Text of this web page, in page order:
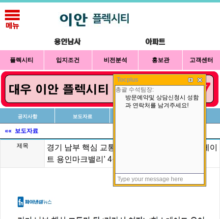
플렉시티 입지조건 비전분석 홍보관 고객센터
공지사항 보도자료
«« 보도자료
제목
경기 남부 핵심 교통망 될 ‘경강선 연장’..‘힐스테이
트 용인마크밸리’ 4월 분양
Tocplus